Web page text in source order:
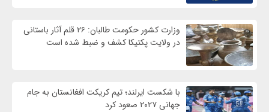
وزارت کشور حکومت طالبان: ۲۶ قلم آثار باستانی
در ولایت پکتیکا کشف و ضبط شده است
با شکست ایرلند؛ تیم کریکت افغانستان به جام
جهانی ۲۰۲۷ صعود کرد